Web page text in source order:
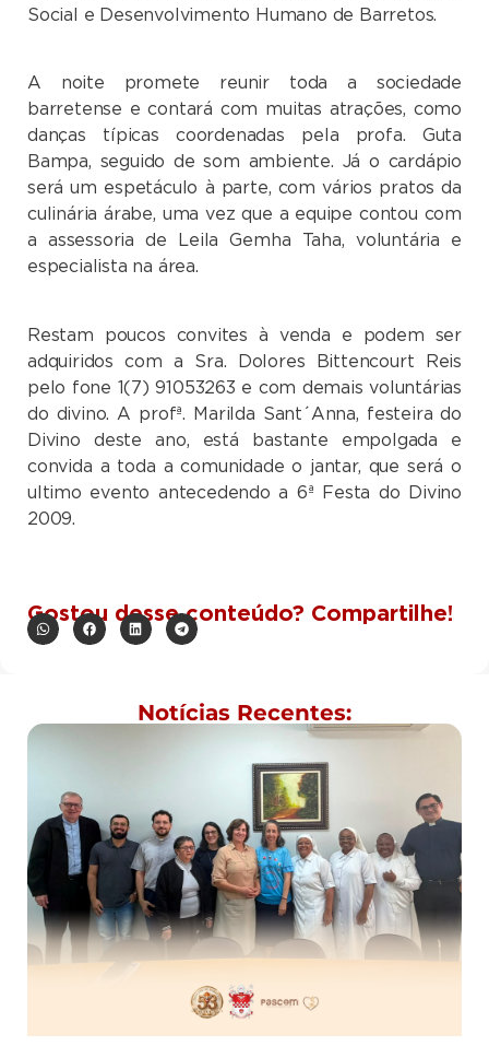
Social e Desenvolvimento Humano de Barretos.
A noite promete reunir toda a sociedade
barretense e contará com muitas atrações, como
danças típicas coordenadas pela profa. Guta
Bampa, seguido de som ambiente. Já o cardápio
será um espetáculo à parte, com vários pratos da
culinária árabe, uma vez que a equipe contou com
a assessoria de Leila Gemha Taha, voluntária e
especialista na área.
Restam poucos convites à venda e podem ser
adquiridos com a Sra. Dolores Bittencourt Reis
pelo fone 1(7) 91053263 e com demais voluntárias
do divino. A profª. Marilda Sant´Anna, festeira do
Divino deste ano, está bastante empolgada e
convida a toda a comunidade o jantar, que será o
ultimo evento antecedendo a 6ª Festa do Divino
2009.
Gostou desse conteúdo? Compartilhe!
Notícias Recentes: